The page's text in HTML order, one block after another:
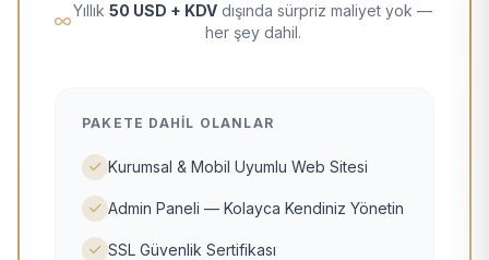
Yıllık 50 USD + KDV dışında sürpriz maliyet yok —
her şey dahil.
PAKETE DAHIL OLANLAR
Kurumsal & Mobil Uyumlu Web Sitesi
Admin Paneli — Kolayca Kendiniz Yönetin
SSL Güvenlik Sertifikası